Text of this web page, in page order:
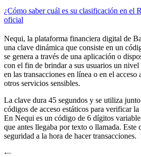
¿Cómo saber cuál es su clasificación en el
oficial
Nequi, la plataforma financiera digital de
una clave dinámica que consiste en un
se genera a través de una aplicación o
con el fin de brindar a sus usuarios un
en las transacciones en línea o en el acceso
otros servicios sensibles.
La clave dura 45 segundos y se utiliza
códigos de acceso estáticos para verificar
En Nequi es un código de 6 dígitos
que antes llegaba por texto o llamada. Este
seguridad a la hora de hacer transacciones.